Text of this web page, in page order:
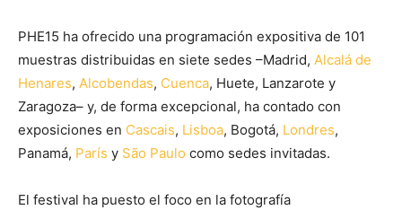
PHE15 ha ofrecido una programación expositiva de 101
muestras distribuidas en siete sedes –Madrid, Alcalá de
Henares, Alcobendas, Cuenca, Huete, Lanzarote y
Zaragoza– y, de forma excepcional, ha contado con
exposiciones en Cascais, Lisboa, Bogotá, Londres,
Panamá, París y São Paulo como sedes invitadas.
El festival ha puesto el foco en la fotografía